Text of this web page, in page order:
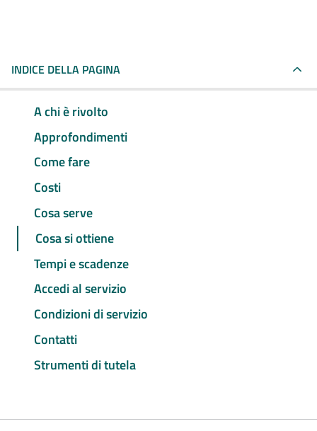
INDICE DELLA PAGINA
A chi è rivolto
Approfondimenti
Come fare
Costi
Cosa serve
Cosa si ottiene
Tempi e scadenze
Accedi al servizio
Condizioni di servizio
Contatti
Strumenti di tutela